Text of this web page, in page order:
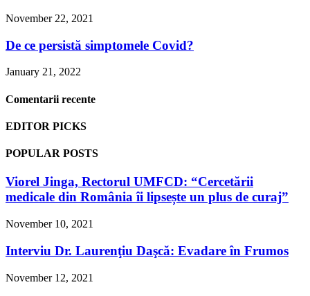
November 22, 2021
De ce persistă simptomele Covid?
January 21, 2022
Comentarii recente
EDITOR PICKS
POPULAR POSTS
Viorel Jinga, Rectorul UMFCD: “Cercetării
medicale din România îi lipsește un plus de curaj”
November 10, 2021
Interviu Dr. Laurenţiu Daşcă: Evadare în Frumos
November 12, 2021